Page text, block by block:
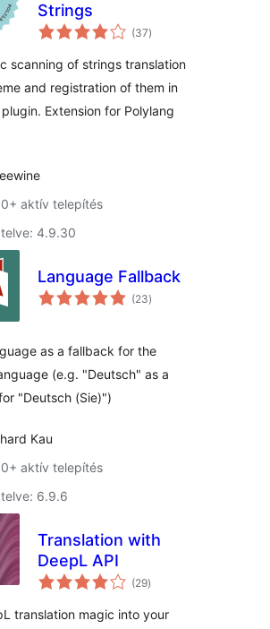
Strings
(37értékelés
összesen
)
scanning of strings translation
and registration of them in
Extension for Polylang
aktív telepítés
4.9.30
Language Fallback
(23értékelés
összesen
)
as a fallback for the
(e.g. "Deutsch" as a
"Deutsch (Sie)")
Kau
aktív telepítés
6.9.6
Translation with
DeepL API
(29értékelés
összesen
)
translation magic into your